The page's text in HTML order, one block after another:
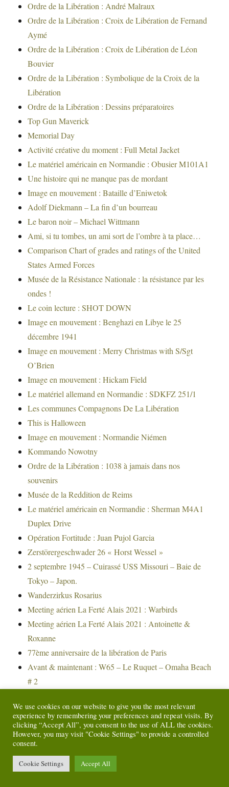
Ordre de la Libération : André Malraux
Ordre de la Libération : Croix de Libération de Fernand
Aymé
Ordre de la Libération : Croix de Libération de Léon
Bouvier
Ordre de la Libération : Symbolique de la Croix de la
Libération
Ordre de la Libération : Dessins préparatoires
Top Gun Maverick
Memorial Day
Activité créative du moment : Full Metal Jacket
Le matériel américain en Normandie : Obusier M101A1
Une histoire qui ne manque pas de mordant
Image en mouvement : Bataille d’Eniwetok
Adolf Diekmann – La fin d’un bourreau
Le baron noir – Michael Wittmann
Ami, si tu tombes, un ami sort de l’ombre à ta place…
Comparison Chart of grades and ratings of the United
States Armed Forces
Musée de la Résistance Nationale : la résistance par les
ondes !
Le coin lecture : SHOT DOWN
Image en mouvement : Benghazi en Libye le 25
décembre 1941
Image en mouvement : Merry Christmas with S/Sgt
O’Brien
Image en mouvement : Hickam Field
Le matériel allemand en Normandie : SDKFZ 251/1
Les communes Compagnons De La Libération
This is Halloween
Image en mouvement : Normandie Niémen
Kommando Nowotny
Ordre de la Libération : 1038 à jamais dans nos
souvenirs
Musée de la Reddition de Reims
Le matériel américain en Normandie : Sherman M4A1
Duplex Drive
Opération Fortitude : Juan Pujol Garcia
Zerstörergeschwader 26 « Horst Wessel »
2 septembre 1945 – Cuirassé USS Missouri – Baie de
Tokyo – Japon.
Wanderzirkus Rosarius
Meeting aérien La Ferté Alais 2021 : Warbirds
Meeting aérien La Ferté Alais 2021 : Antoinette &
Roxanne
77ème anniversaire de la libération de Paris
Avant & maintenant : W65 – Le Ruquet – Omaha Beach
# 2
Nod-Sur-Seine
Wn48 – Batterie de Longues-Sur-Mer
Omaha Beach Sectors
Avant & maintenant : Omaha Beach – Vue du WN60
Avant & maintenant : W65 – Le Ruquet – Omaha Beach
We use cookies on our website to give you the most relevant
experience by remembering your preferences and repeat visits. By
clicking “Accept All”, you consent to the use of ALL the cookies.
However, you may visit "Cookie Settings" to provide a controlled
consent.
Cookie Settings Accept All